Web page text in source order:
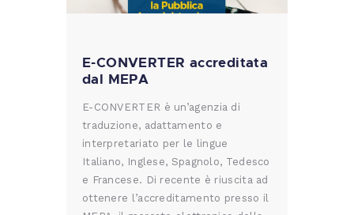
E-CONVERTER accreditata
dal MEPA
E-CONVERTER è un’agenzia di
traduzione, adattamento e
interpretariato per le lingue
Italiano, Inglese, Spagnolo, Tedesco
e Francese. Di recente è riuscita ad
ottenere l’accreditamento presso il